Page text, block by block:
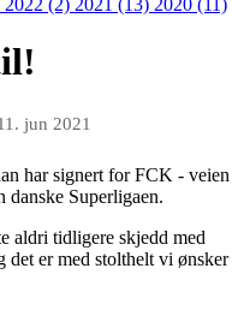
2022 (2) 2021 (13) 2020 (11)
jun 2021
har signert for FCK - veien
danske Superligaen.
aldri tidligere skjedd med
det er med stolthelt vi ønsker